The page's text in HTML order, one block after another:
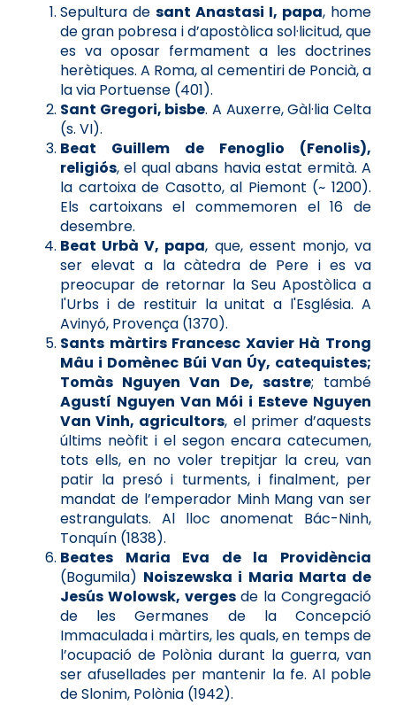
Sepultura de sant Anastasi I, papa, home
de gran pobresa i d’apostòlica sol·licitud, que
es va oposar fermament a les doctrines
herètiques. A Roma, al cementiri de Poncià, a
la via Portuense (401).
Sant Gregori, bisbe. A Auxerre, Gàl·lia Celta
(s. VI).
Beat Guillem de Fenoglio (Fenolis),
religiós, el qual abans havia estat ermità. A
la cartoixa de Casotto, al Piemont (~ 1200).
Els cartoixans el commemoren el 16 de
desembre.
Beat Urbà V, papa, que, essent monjo, va
ser elevat a la càtedra de Pere i es va
preocupar de retornar la Seu Apostòlica a
l'Urbs i de restituir la unitat a l'Església. A
Avinyó, Provença (1370).
Sants màrtirs Francesc Xavier Hà Trong
Mâu i Domènec Búi Van Úy, catequistes;
Tomàs Nguyen Van De, sastre; també
Agustí Nguyen Van Mói i Esteve Nguyen
Van Vinh, agricultors, el primer d’aquests
últims neòfit i el segon encara catecumen,
tots ells, en no voler trepitjar la creu, van
patir la presó i turments, i finalment, per
mandat de l’emperador Minh Mang van ser
estrangulats. Al lloc anomenat Bác-Ninh,
Tonquín (1838).
Beates Maria Eva de la Providència
(Bogumila) Noiszewska i Maria Marta de
Jesús Wolowsk, vergesde la Congregació
de les Germanes de la Concepció
Immaculada i màrtirs, les quals, en temps de
l’ocupació de Polònia durant la guerra, van
ser afusellades per mantenir la fe. Al poble
de Slonim, Polònia (1942).